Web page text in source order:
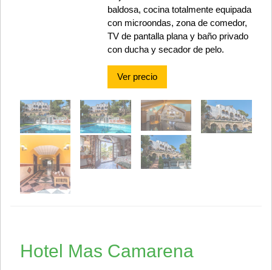
baldosa, cocina totalmente equipada
con microondas, zona de comedor,
TV de pantalla plana y baño privado
con ducha y secador de pelo.
Ver precio
Hotel Mas Camarena